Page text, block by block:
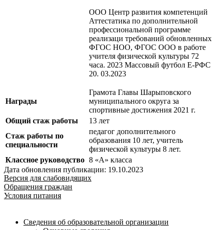
ООО Центр развития компетенций
Аттестатика по дополнительной
профессиональной программе
реализаци требований обновленных
ФГОС НОО, ФГОС ООО в работе
учителя физической культуры 72
часа. 2023 Массовый футбол Е-РФС
20. 03.2023
Награды
Грамота Главы Шарыповского
муниципального округа за
спортивные достижения 2021 г.
Общий стаж работы
13 лет
Стаж работы по
специальности
педагог дополнительного
образования 10 лет, учитель
физической культуры 8 лет.
Классное руководство 8 «А» класса
Дата обновления публикации: 19.10.2023
Версия для слабовидящих
Обращения граждан
Условия питания
Сведения об образовательной организации